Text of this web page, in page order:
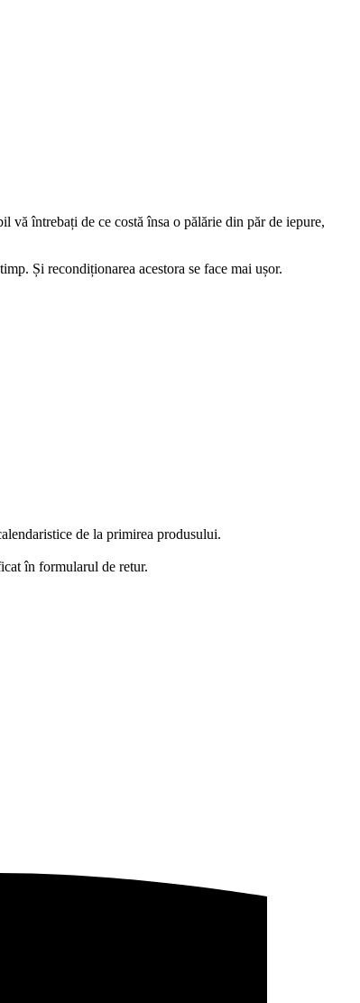
vă întrebați de ce costă însa o pălărie din păr de iepure,
Și recondiționarea acestora se face mai ușor.
de la primirea produsului.
în formularul de retur.